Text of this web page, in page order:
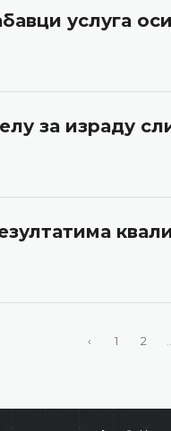
услуга
за израду
‹ 1 2